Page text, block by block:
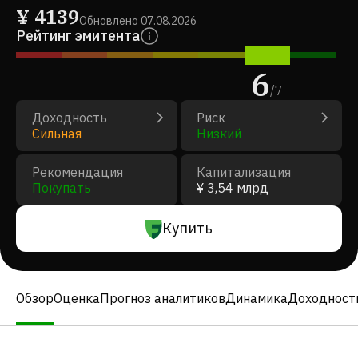
¥ 4139Обновлено 07.08.2026
Рейтинг эмитента
6/7
Доходность
Сильная
Риск
Низкий
Рекомендация
Покупать
Капитализация
¥ 3,54 млрд
Купить
ОбзорОценкаПрогноз аналитиковДинамика